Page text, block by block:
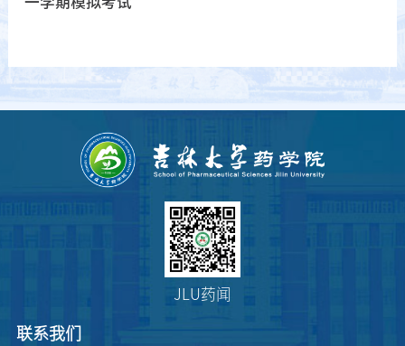
JLU药闻
联系我们